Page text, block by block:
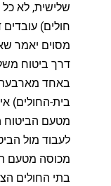
שלישית, לא כל
חולים)
מסוים יאמר
דרך ביטוח
באחד
בית-החולים)
מטעם הביטוח
לעבוד מול
מכוסה מטעם
בתי החולים